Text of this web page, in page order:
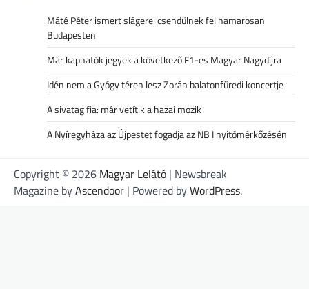
Máté Péter ismert slágerei csendülnek fel hamarosan
Budapesten
Már kaphatók jegyek a következő F1-es Magyar Nagydíjra
Idén nem a Gyógy téren lesz Zorán balatonfüredi koncertje
A sivatag fia: már vetítik a hazai mozik
A Nyíregyháza az Újpestet fogadja az NB I nyitómérkőzésén
Copyright © 2026 Magyar Lelátó | Newsbreak
Magazine byAscendoor | Powered byWordPress.